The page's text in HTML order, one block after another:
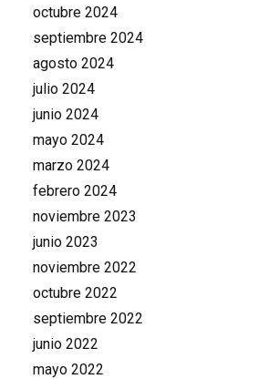
octubre 2024
septiembre 2024
agosto 2024
julio 2024
junio 2024
mayo 2024
marzo 2024
febrero 2024
noviembre 2023
junio 2023
noviembre 2022
octubre 2022
septiembre 2022
junio 2022
mayo 2022